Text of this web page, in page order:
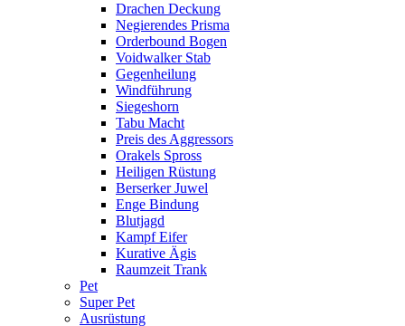
Drachen Deckung
Negierendes Prisma
Orderbound Bogen
Voidwalker Stab
Gegenheilung
Windführung
Siegeshorn
Tabu Macht
Preis des Aggressors
Orakels Spross
Heiligen Rüstung
Berserker Juwel
Enge Bindung
Blutjagd
Kampf Eifer
Kurative Ägis
Raumzeit Trank
Pet
Super Pet
Ausrüstung